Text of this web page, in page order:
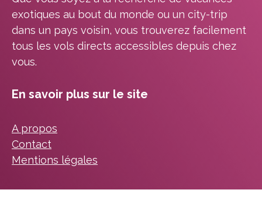
exotiques au bout du monde ou un city-trip
dans un pays voisin, vous trouverez facilement
tous les vols directs accessibles depuis chez
vous.
En savoir plus sur le site
A propos
Contact
Mentions légales